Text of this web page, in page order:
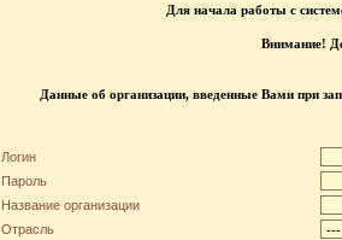
Для начала работы с
Внимание!
Данные об организации, введенные Вами при
Логин
Пароль
Название организации
Отрасль